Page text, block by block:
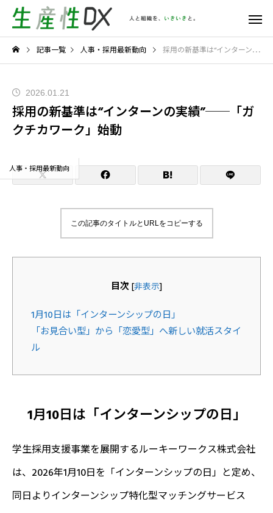
記事一覧 人事・採用最新動向 採用の新基準は“インターンの実績”──「ガクチカワーク」始動
2026.01.21
採用の新基準は“インターンの実績”──「ガ
クチカワーク」始動
人事・採用最新動向
この記事のタイトルとURLをコピーする
目次 [非表示]
1月10日は「インターンシップの日」
「お見合い型」から「恋愛型」へ新しい就活スタイ
ル
1月10日は「インターンシップの日」
学生採用支援事業を展開するルーキーワークス株式会社
は、2026年1月10日を「インターンシップの日」と定め、
同日よりインターンシップ特化型マッチングサービス